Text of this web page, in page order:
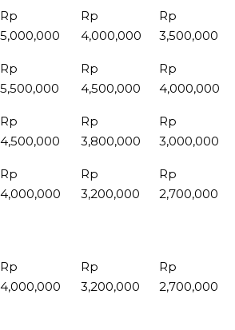
Big Bus 50
seat
Medium
Bus Long
Medium
Bus 31
Rp
5,000,000
Rp
4,000,000
Rp
3,500,000
Rp
5,500,000
Rp
4,500,000
Rp
4,000,000
Rp
4,500,000
Rp
3,800,000
Rp
3,000,000
Rp
4,000,000
Rp
3,200,000
Rp
2,700,000
Rp
4,000,000
Rp
3,200,000
Rp
2,700,000